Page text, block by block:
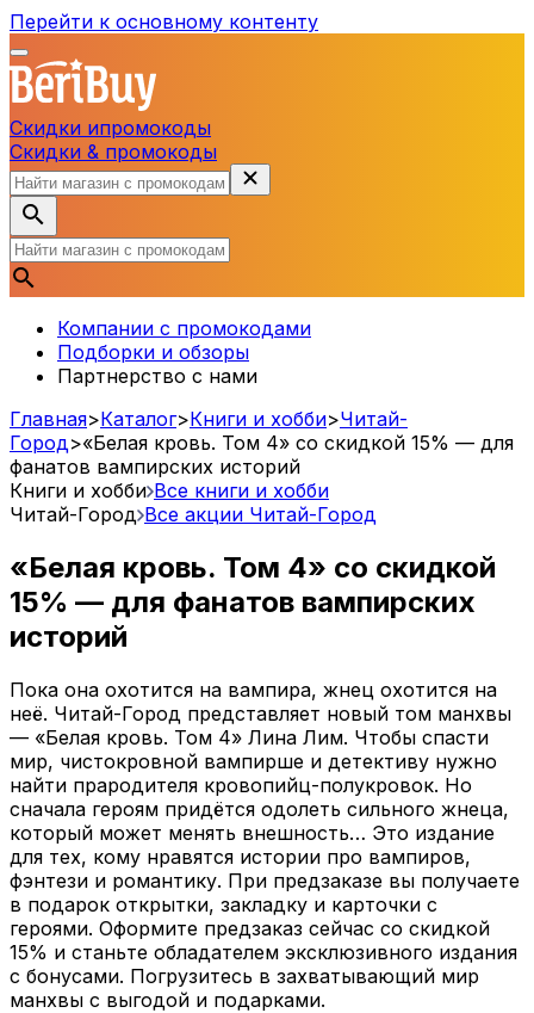
Перейти к основному контенту
Скидки ипромокоды
Скидки & промокоды
Компании с промокодами
Подборки и обзоры
Партнерство с нами
Главная>Каталог>Книги и хобби>Читай-
Город>«Белая кровь. Том 4» со скидкой 15% — для
фанатов вампирских историй
Книги и хобби Все книги и хобби
Читай-Город Все акции Читай-Город
«Белая кровь. Том 4» со скидкой
15% — для фанатов вампирских
историй
Пока она охотится на вампира, жнец охотится на
неё. Читай-Город представляет новый том манхвы
— «Белая кровь. Том 4» Лина Лим. Чтобы спасти
мир, чистокровной вампирше и детективу нужно
найти прародителя кровопийц-полукровок. Но
сначала героям придётся одолеть сильного жнеца,
который может менять внешность… Это издание
для тех, кому нравятся истории про вампиров,
фэнтези и романтику. При предзаказе вы получаете
в подарок открытки, закладку и карточки с
героями. Оформите предзаказ сейчас со скидкой
15% и станьте обладателем эксклюзивного издания
с бонусами. Погрузитесь в захватывающий мир
манхвы с выгодой и подарками.